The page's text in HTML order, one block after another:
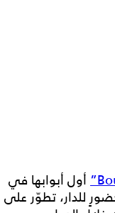
أول أبوابها في
للدار، تطوّر على